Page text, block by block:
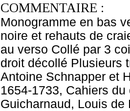
COMMENTAIRE :
Monogramme en bas
noire et rehauts de
au verso Collé par 3
droit décollé Plusieurs
Antoine Schnapper et
1654-1733, Cahiers
Guicharnaud, Louis de